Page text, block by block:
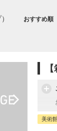
おすすめ順
美術